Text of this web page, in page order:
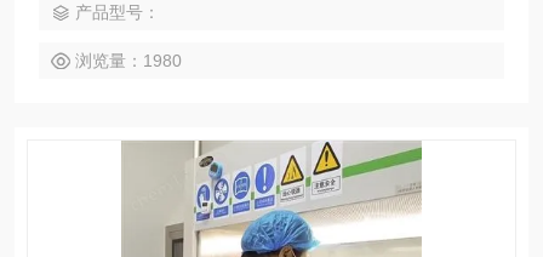
扰（RNAi）。
产品型号：
浏览量：1980